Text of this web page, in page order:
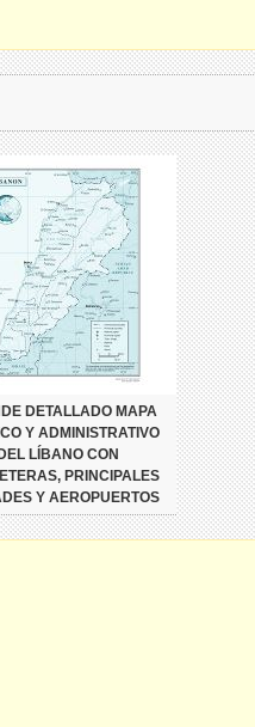
DETALLADO MAPA
Y ADMINISTRATIVO
DEL LÍBANO CON
PRINCIPALES
Y AEROPUERTOS